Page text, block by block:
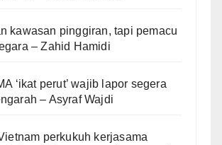
kawasan pinggiran, tapi pemacu
– Zahid Hamidi
‘ikat perut’ wajib lapor segera
– Asyraf Wajdi
perkukuh kerjasama